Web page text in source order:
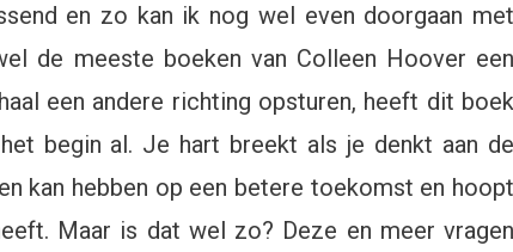
en zo kan ik nog wel even doorgaan met
de meeste boeken van Colleen Hoover een
een andere richting opsturen, heeft dit boek
begin al. Je hart breekt als je denkt aan de
kan hebben op een betere toekomst en hoopt
Maar is dat wel zo? Deze en meer vragen